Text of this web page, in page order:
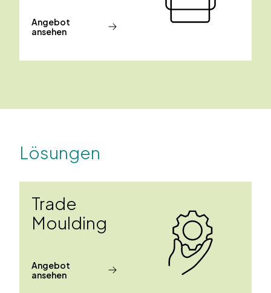
Angebot
ansehen
Lösungen
Trade
Moulding
Angebot
ansehen